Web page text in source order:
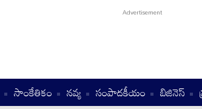
సాంకేతికం నవ్య సంపాదకీయం బిజినెస్